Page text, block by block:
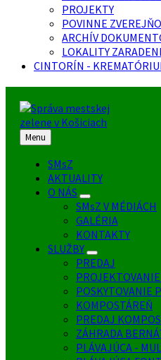
PROJEKTY
POVINNE
ARCHÍV
LOKALITY
CINTORÍN -
Menu
SMsZ
AKTUALITY
O NÁS
SMsZ V MÉDIÁCH
GALÉRIA
KONTAKTY
SLUŽBY
PREDAJ
POSKYTOVANIE
KOMPOSTÁREŇ
PREDAJ
ZÁHRADA
PLÁVAJÚCA -